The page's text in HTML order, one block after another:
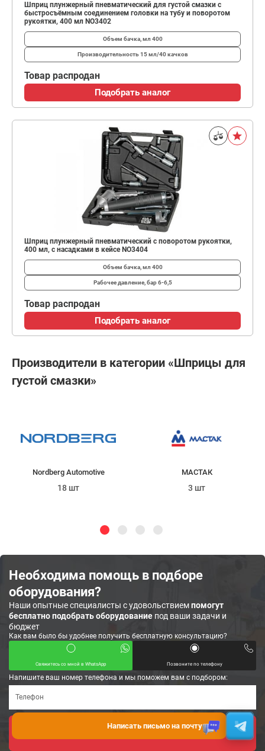
Шприц плунжерный пневматический для густой смазки с
быстросъёмным соединением головки на тубу и поворотом
рукоятки, 400 мл NO3402
Объем бачка, мл 400
Производительность15 мл/40 качков
Товар распродан
Подобрать аналог
Шприц плунжерный пневматический с поворотом рукоятки,
400 мл, с насадками в кейсе NO3404
Объем бачка, мл 400
Рабочее давление, бар6-6,5
Товар распродан
Подобрать аналог
Производители в категории «Шприцы для
густой смазки»
Nordberg Automotive
18 шт
МАСТАК
3 шт
Необходима помощь в подборе
оборудования?
Наши опытные специалисты с удовольствиемпомогут
бесплатно подобрать оборудование под ваши задачи и
бюджет
Как вам было бы удобнее получить бесплатную консультацию?
Свяжитесь со мной в WhatsApp Позвоните по телефону
Напишите ваш номер телефона и мы поможем вам с подбором:
Написать письмо на почту